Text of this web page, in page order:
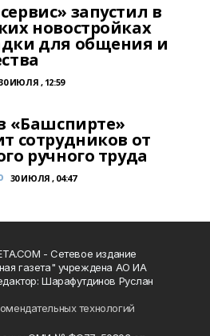
запустил в
новостройках
для общения и
ИЮЛЯ , 12:59
«Башспирте»
сотрудников от
ручного труда
30 ИЮЛЯ , 04:47
- Сетевое издание
газета" учреждена АО ИА
Шарафутдинов Руслан
технологий